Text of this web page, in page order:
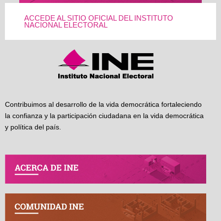
ACCEDE AL SITIO OFICIAL DEL INSTITUTO
NACIONAL ELECTORAL
Contribuimos al desarrollo de la vida democrática fortaleciendo
la confianza y la participación ciudadana en la vida democrática
y política del país.